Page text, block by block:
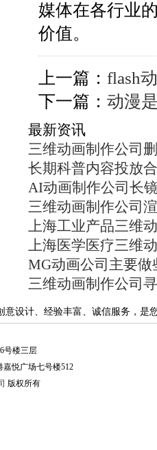
媒体在各行业
价值。
上一篇： flash
下一篇： 动漫
最新资讯
三维动画制作公司
长期科普内容投放
AI动画制作公司长
三维动画制作公司
上海工业产品三维
上海医学医疗三维
MG动画公司主要做
三维动画制作公司
意设计、经验丰富、诚信服务，是
号楼三层
悦广场七号楼512
版权所有